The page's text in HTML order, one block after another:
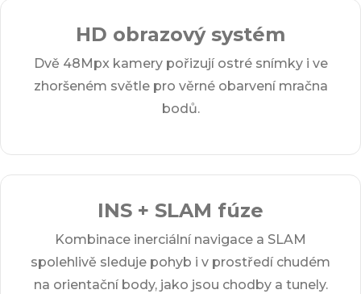
HD obrazový systém
Dvě 48Mpx kamery pořizují ostré snímky i ve
zhoršeném světle pro věrné obarvení mračna
bodů.
INS + SLAM fúze
Kombinace inerciální navigace a SLAM
spolehlivě sleduje pohyb i v prostředí chudém
na orientační body, jako jsou chodby a tunely.